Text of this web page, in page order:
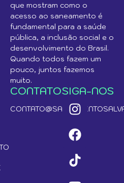
que mostram como o
acesso ao saneamento é
fundamental para a saúde
pública, a inclusão social e o
desenvolvimento do Brasil.
Quando todos fazem um
pouco, juntos fazemos
muito.
CONTATOSIGA-NOS